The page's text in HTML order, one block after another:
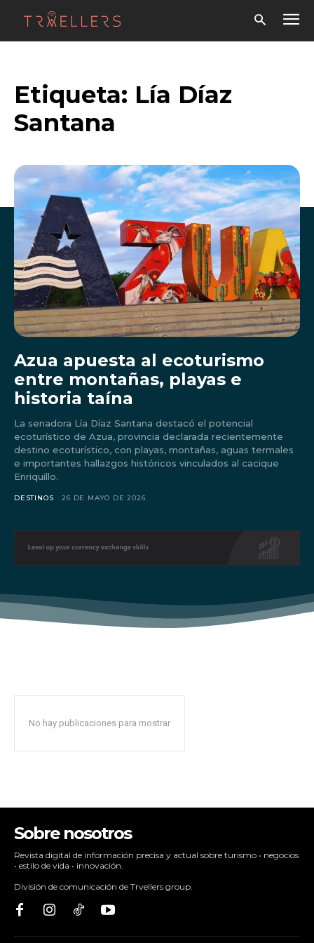
out!
Sing up for our newsletter
Etiqueta: Lía Díaz
Santana
Azua apuesta al ecoturismo
entre montañas, playas e
historia taína
La senadora Lía Díaz Santana destacó el potencial
ecoturístico de Azua, provincia declarada recientemente
destino ecoturístico, con playas, montañas, aguas termales
e importantes hallazgos históricos vinculados al cacique
Enriquillo.
DESTINOS 26 DE MAYO DE 2026
No hay publicaciones para mostrar
Sobre nosotros
Revista digital de información precisa y actual sobre turismo • negocios
• estilo de vida • innovación.
División de comunicación de Trvellers group.